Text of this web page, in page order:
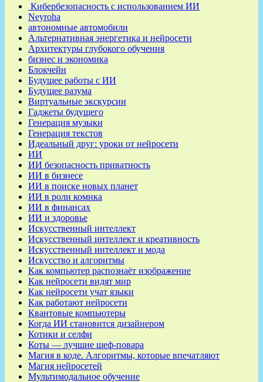
Кибербезопасность с использованием ИИ
Neyroha
автономные автомобили
Альтернативная энергетика и нейросети
Архитектуры глубокого обучения
бизнес и экономика
Блокчейн
Будущее работы с ИИ
Будущее разума
Виртуальные экскурсии
Гаджеты будущего
Генерация музыки
Генерация текстов
Идеальный друг: уроки от нейросети
ИИ
ИИ безопасность приватность
ИИ в бизнесе
ИИ в поиске новых планет
ИИ в роли комика
ИИ в финансах
ИИ и здоровье
Искусственный интеллект
Искусственный интеллект и креативность
Искусственный интеллект и мода
Искусство и алгоритмы
Как компьютер распознаёт изображение
Как нейросети видят мир
Как нейросети учат языки
Как работают нейросети
Квантовые компьютеры
Когда ИИ становится дизайнером
Котики и селфи
Коты — лучшие шеф-повара
Магия в коде. Алгоритмы, которые впечатляют
Магия нейросетей
Мультимодальное обучение